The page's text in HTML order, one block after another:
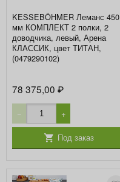
KESSEBÖHMER Леманс 450
мм КОМПЛЕКТ 2 полки, 2
доводчика, левый, Арена
КЛАССИК, цвет ТИТАН,
(0479290102)
78 375,00₽
− +
Под заказ